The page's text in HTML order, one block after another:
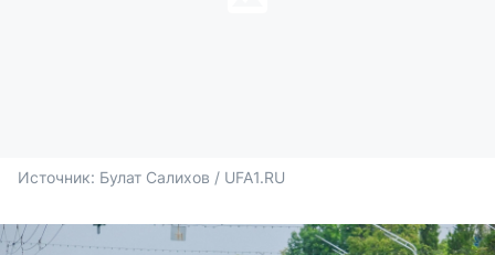
Источник: Булат Салихов / UFA1.RU